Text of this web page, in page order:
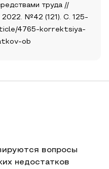
труда //
2022. №42 (121). С. 125-
4765-korrektsiya-
ob
вопросы
недостатков